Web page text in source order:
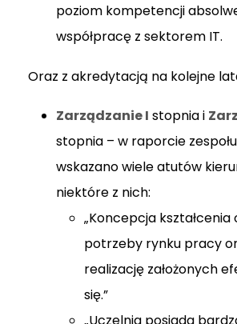
poziom kompetencji
współpracę z sektorem IT.
Oraz z akredytacją na kolejne
Zarządzanie I stopnia i
stopnia – w raporcie
wskazano wiele atutów
niektóre z nich:
„Koncepcja
potrzeby rynku pracy
realizację założonych
się.”
„Uczelnia posiada